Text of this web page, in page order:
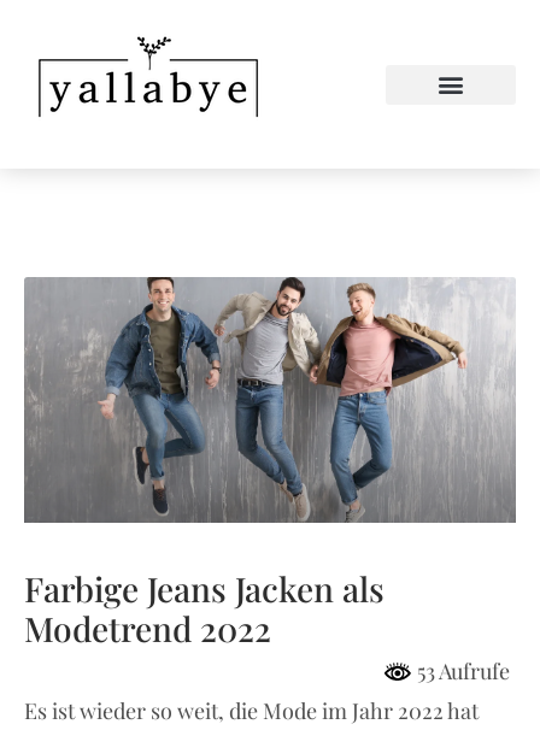
Farbige Jeans Jacken als
Modetrend 2022
53 Aufrufe
Es ist wieder so weit, die Mode im Jahr 2022 hat